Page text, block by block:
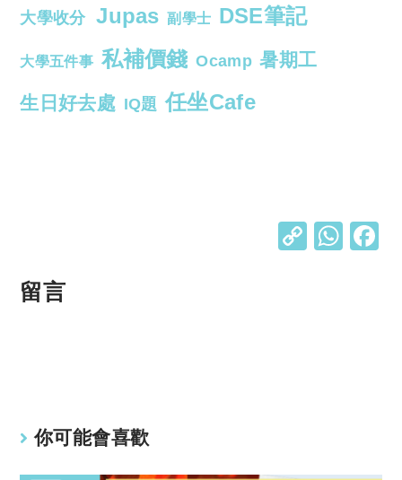
大學收分 Jupas 副學士 DSE筆記
大學五件事 私補價錢 Ocamp 暑期工
生日好去處 IQ題 任坐Cafe
C W
留言
你可能會喜歡